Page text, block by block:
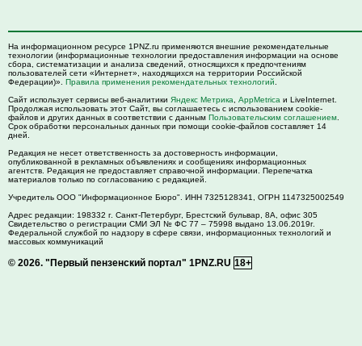
На информационном ресурсе 1PNZ.ru применяются внешние рекомендательные
технологии (информационные технологии предоставления информации на основе
сбора, систематизации и анализа сведений, относящихся к предпочтениям
пользователей сети «Интернет», находящихся на территории Российской
Федерации)». Правила применения рекомендательных технологий
Сайт использует сервисы веб-аналитики Яндекс Метрика AppMetrica и LiveInternet.
Продолжая использовать этот Сайт, вы соглашаетесь с использованием cookie-
файлов и других данных в соответствии с данным Пользовательским соглашением
Срок обработки персональных данных при помощи cookie-файлов составляет 14
дней.
Редакция не несет ответственность за достоверность информации,
опубликованной в рекламных объявлениях и сообщениях информационных
агентств. Редакция не предоставляет справочной информации. Перепечатка
материалов только по согласованию с редакцией.
Учредитель ООО "Информационное Бюро". ИНН 7325128341, ОГРН 1147325002549
Адрес редакции: 198332 г. Санкт-Петербург, Брестский бульвар, 8А, офис 305
Свидетельство о регистрации СМИ ЭЛ № ФС 77 – 75998 выдано 13.06.2019г.
Федеральной службой по надзору в сфере связи, информационных технологий и
массовых коммуникаций
© 2026. "Первый пензенский портал" 1PNZ.RU 18+